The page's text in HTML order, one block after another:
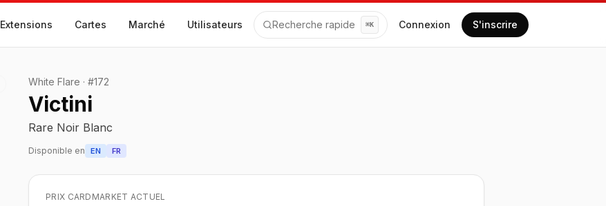
Extensions Cartes Marché Utilisateurs Recherche rapide ⌘K Connexion S'inscrire
White Flare · #172
Victini
Rare Noir Blanc
Disponible en EN FR
PRIX CARDMARKET ACTUEL